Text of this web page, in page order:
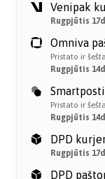
Venipak
Rugpjūtis
Omniva
Pristato ir
Rugpjūtis
Pristato ir
Rugpjūtis
DPD
Rugpjūtis
DPD